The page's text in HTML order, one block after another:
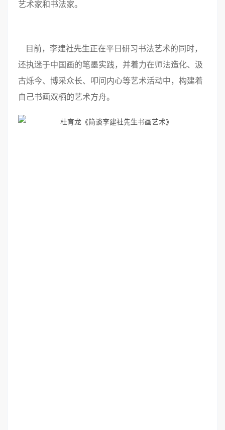
艺术家和书法家。
目前，李建社先生正在平日研习书法艺术的同时，
还执迷于中国画的笔墨实践，并着力在师法造化、汲
古烁今、博采众长、叩问内心等艺术活动中，构建着
自己书画双栖的艺术方舟。